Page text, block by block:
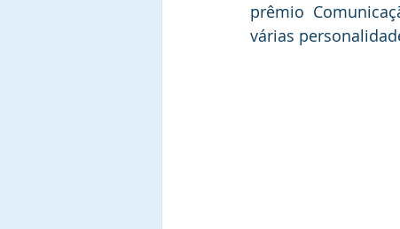
prêmio
várias